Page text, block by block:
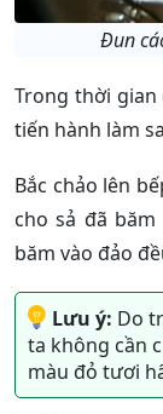
Đun
Trong thời gian
tiến hành làm
Bắc chảo lên
cho sả đã
băm vào đảo
Lưu ý: Do
ta không cần
màu đỏ tươi